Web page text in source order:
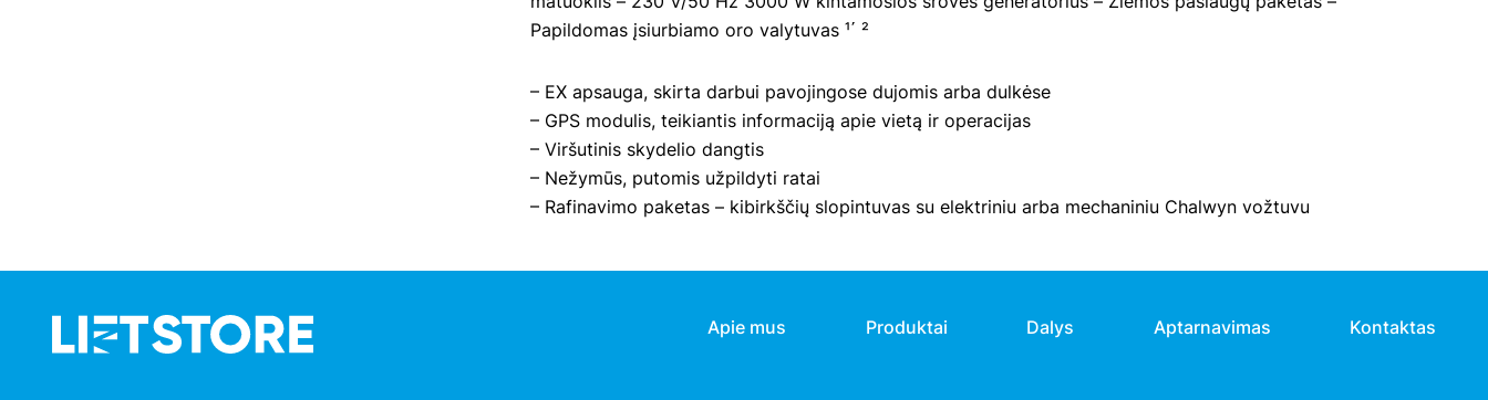
Papildomas įsiurbiamo oro valytuvas ¹΄ ²
– EX apsauga, skirta darbui pavojingose ​​dujomis arba dulkėse
– GPS modulis, teikiantis informaciją apie vietą ir operacijas
– Viršutinis skydelio dangtis
– Nežymūs, putomis užpildyti ratai
– Rafinavimo paketas – kibirkščių slopintuvas su elektriniu arba mechaniniu Chalwyn vožtuvu
Apie mus Produktai Dalys Aptarnavimas Kontaktas